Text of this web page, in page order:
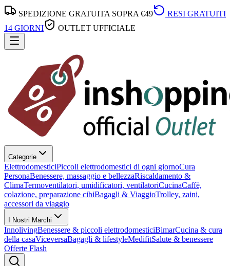
SPEDIZIONE GRATUITA SOPRA €49
RESI GRATUITI
14 GIORNI
OUTLET UFFICIALE
Categorie
ElettrodomesticiPiccoli elettrodomestici di ogni giornoCura
PersonaBenessere, massaggio e bellezzaRiscaldamento &
ClimaTermoventilatori, umidificatori, ventilatoriCucinaCaffè,
colazione, preparazione cibiBagagli & ViaggioTrolley, zaini,
accessori da viaggio
I Nostri Marchi
InnolivingBenessere & piccoli elettrodomesticiBimarCucina & cura
della casaViceversaBagagli & lifestyleMedifitSalute & benessere
Offerte Flash